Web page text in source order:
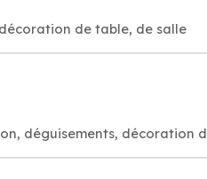
de table, de salle
déguisements, décoration d